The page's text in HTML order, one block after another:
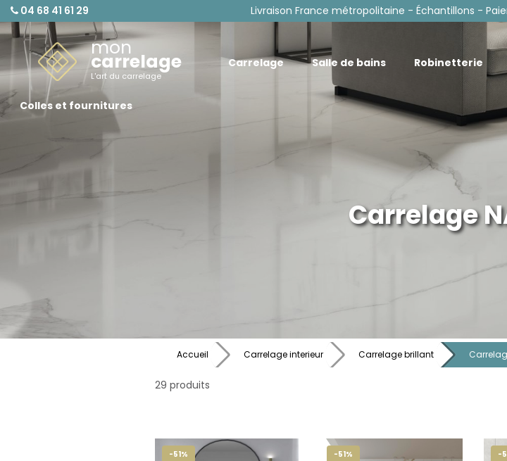
04 68 41 61 29 Livraison France métropolitaine - Échantillons -
mon
carrelage
L'art du carrelage
Carrelage Salle de bains Robinetterie
Colles et fournitures
Carrelage
Accueil Carrelage interieur Carrelage brillant
29 produits
-51% -51% -